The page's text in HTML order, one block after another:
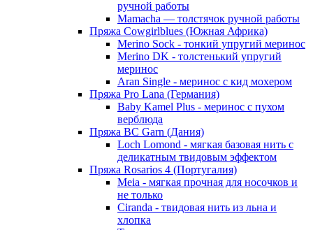
ручной работы
Mamacha — толстячок ручной работы
Пряжа Cowgirlblues (Южная Африка)
Merino Sock - тонкий упругий меринос
Merino DK - толстенький упругий
меринос
Aran Single - меринос с кид мохером
Пряжа Pro Lana (Германия)
Baby Kamel Plus - меринос с пухом
верблюда
Пряжа BC Garn (Дания)
Loch Lomond - мягкая базовая нить с
деликатным твидовым эффектом
Пряжа Rosarios 4 (Португалия)
Meia - мягкая прочная для носочков и
не только
Ciranda - твидовая нить из льна и
хлопка